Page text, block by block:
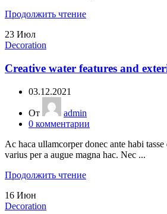
Продолжить чтение
23 Июл
Decoration
Creative water features and
03.12.2021
От
admin
0 комментарии
Ac haca ullamcorper donec ante habi
varius per a augue magna hac. Nec ...
Продолжить чтение
16 Июн
Decoration